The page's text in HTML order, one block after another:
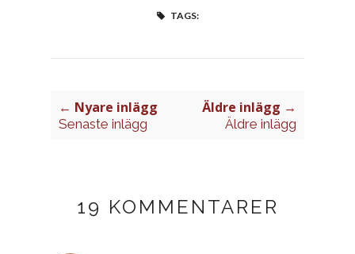
TAGS:
← Nyare inlägg
Senaste inlägg
Äldre inlägg →
Äldre inlägg
19 KOMMENTARER